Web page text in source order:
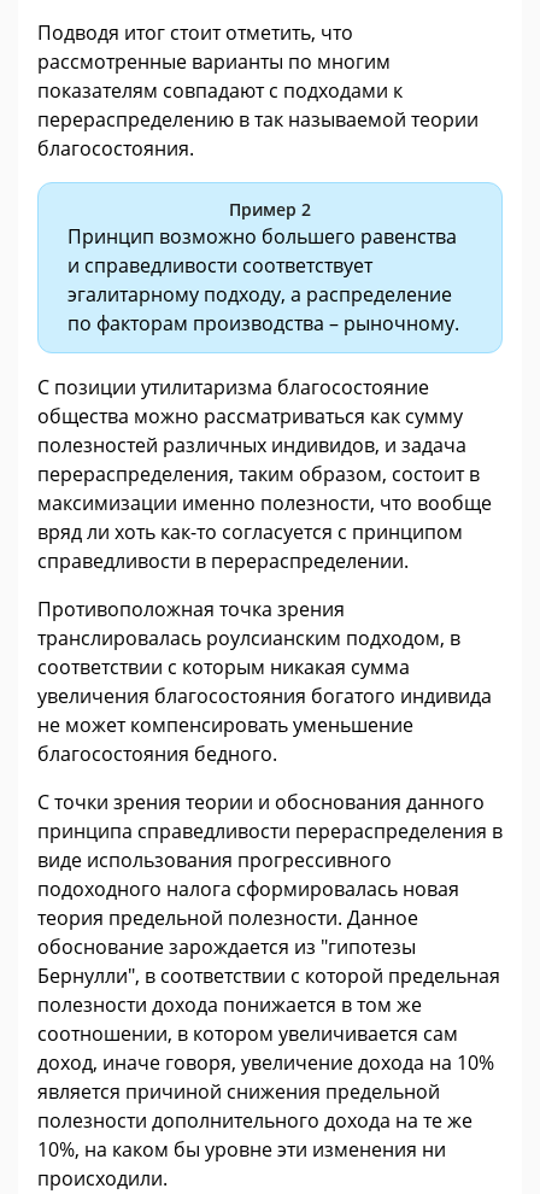
Подводя итог стоит отметить, что
рассмотренные варианты по многим
показателям совпадают с подходами к
перераспределению в так называемой теории
благосостояния.
Пример 2
Принцип возможно большего равенства
и справедливости соответствует
эгалитарному подходу, а распределение
по факторам производства – рыночному.
С позиции утилитаризма благосостояние
общества можно рассматриваться как сумму
полезностей различных индивидов, и задача
перераспределения, таким образом, состоит в
максимизации именно полезности, что вообще
вряд ли хоть как-то согласуется с принципом
справедливости в перераспределении.
Противоположная точка зрения
транслировалась роулсианским подходом, в
соответствии с которым никакая сумма
увеличения благосостояния богатого индивида
не может компенсировать уменьшение
благосостояния бедного.
С точки зрения теории и обоснования данного
принципа справедливости перераспределения в
виде использования прогрессивного
подоходного налога сформировалась новая
теория предельной полезности. Данное
обоснование зарождается из "гипотезы
Бернулли", в соответствии с которой предельная
полезности дохода понижается в том же
соотношении, в котором увеличивается сам
доход, иначе говоря, увеличение дохода на 10%
является причиной снижения предельной
полезности дополнительного дохода на те же
10%, на каком бы уровне эти изменения ни
происходили.